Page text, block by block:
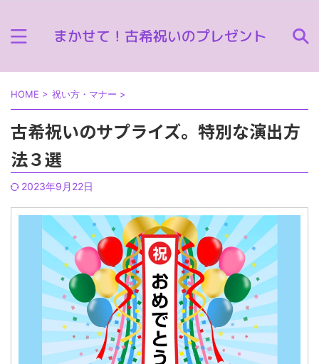
HOME > 祝い方・マナー >
古希祝いのサプライズ。特別な演出方
法３選
2023年9月22日